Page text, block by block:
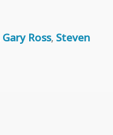
Gary Ross, Steven